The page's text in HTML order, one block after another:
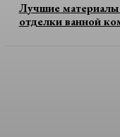
Лучшие
отделки ванной